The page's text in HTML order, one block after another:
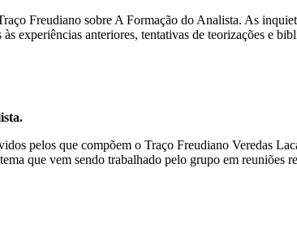
Freudiano sobre A Formação do Analista. As
experiências anteriores, tentativas de teorizações e
pelos que compõem o Traço Freudiano Veredas
que vem sendo trabalhado pelo grupo em reuniões